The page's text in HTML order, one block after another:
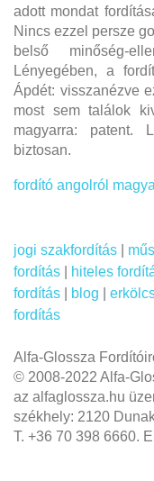
adott mondat
Nincs ezzel persze
belső minőség-
Lényegében, a
Ápdét: visszanézve
most sem találok
magyarra: patent.
biztosan.
fordító angolról
jogi szakfordítás
fordítás
hiteles
fordítás
blog
fordítás
Alfa-Glossza
© 2008-2022 Alfa-
az alfaglossza.hu
székhely: 2120
T. +36 70 398 6660.